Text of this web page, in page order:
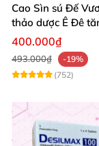
Cao Sìn sú Đế
thảo dược Ê Đê
bản lĩnh nam
400.000₫
493.000₫
-19%
(752)